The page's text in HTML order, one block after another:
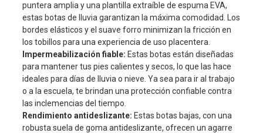
puntera amplia y una plantilla extraíble de espuma EVA,
estas botas de lluvia garantizan la máxima comodidad. Los
bordes elásticos y el suave forro minimizan la fricción en
los tobillos para una experiencia de uso placentera.
Impermeabilización fiable: Estas botas están diseñadas
para mantener tus pies calientes y secos, lo que las hace
ideales para días de lluvia o nieve. Ya sea para ir al trabajo
o a la escuela, te brindan una protección confiable contra
las inclemencias del tiempo.
Rendimiento antideslizante: Estas botas bajas, con una
robusta suela de goma antideslizante, ofrecen un agarre